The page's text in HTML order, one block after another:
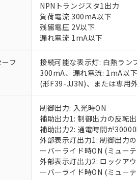
NPNトランジスタ1出力
負荷電流 300mA以下
残留電圧 2V以下
漏れ電流 1mA以下
フ
接続可能な表示灯: 白熱ラン
300mA、漏れ電流: 1mA以
(形F39-JJ3N)、または専用
制御出力: 入光時ON
補助出力1: 制御出力の反転
補助出力2: 通電時間が
外部表示灯出力1: 制御出力
ーバーライド時ON (ミュー
外部表示灯出力2: ロックア
ーバーライド時ON (ミュー
ご利用条件
下の条件をお読みいただき、同意のうえ
本サービスは、当社制御機器事業取
くものです。
当社制御機器事業取扱商品の中には
在庫状況および標準価格照会結果は
のであり、閲覧された時点での実際
対応状況
対応済み：EU RoHS指令（10物質）
予定：EU RoHS指令（10物質）の非
応予定なし：EU RoHS指令（10物質）
査・確認中：EU RoHS指令（10物質）
該当品：ライセンス料など無形物で、有
RoHS指令（10物質）：
1000ppm以下、 水銀(Hg) 1000ppm以下、 カ
クロム(Cr(Ⅵ)) 1000ppm以下、ポリ臭化ビフェニ
ル酸ビス(2-エチルヘキシル) (DEHP)(別名：
DBP） 1000ppm以下、フタル酸ジイソブチル
、RoHS指令で産業用監視および制御機器に対す
中国RoHS○×表
○」：最大均質材料含有率が中国RoHS
×」：最大均質材料含有率が中国RoHS
－」：未確認です。当社販売部門へお
国RoHS10物質の基準値 (GB/T26572)：
鉛) :1000ppm、 Hg(水銀) : 1000ppm、 Cd(カドミ
六価クロム) : 1000ppm、 PBBs(ポリ臭化ビフ
当社は、これら貴社製品のうち、外
う）を輸出または国外への提供する
などの必要な手続きをとります。
当社は規制貨物を破棄する場合は、